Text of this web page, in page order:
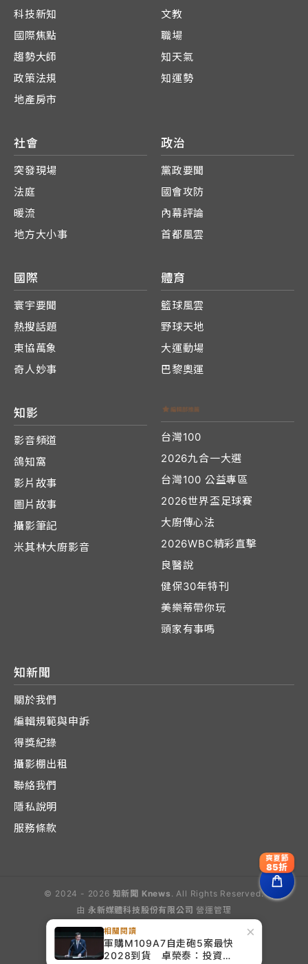
×
相關閱讀
軍購M109A7自走砲5案最快
2028到貨 卓榮泰：投資國
科技新知
國際焦點
趨勢大師
政策法規
地產房市
文教
職場
知天氣
知運勢
社會
突發現場
法庭
暖流
地方大小事
政治
黨政要聞
國會攻防
內幕評論
首都風雲
國際
寰宇要聞
熱搜話題
東協萬象
奇人妙事
體育
籃球風雲
野球天地
大運動場
巴黎奧運
知影
影音頻道
鴿知窩
影片故事
圖片故事
攝影筆記
米其林大廚影音
台灣100
2026九合一大選
台灣100 公益專區
2026世界盃足球賽
大廚傳心法
2026WBC精彩直擊
良醫說
健保30年特刊
美樂蒂帶你玩
頭家有事嗎
知新聞
關於我們
編輯規範與申訴
得獎紀錄
攝影棚出租
聯絡我們
隱私說明
服務條款
© 2024 - 2026 知新聞 Knews . All Rights Reserved.
由 永新媒體科技股份有限公司 營運管理
爽夏節
85折